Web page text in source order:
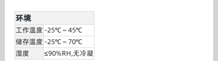
环境
工作温度 -25℃～45℃
储存温度 -25℃～70℃
湿度
≤90%RH,无冷凝